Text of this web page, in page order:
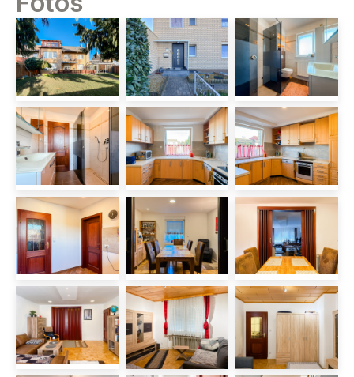
zwischen 2015 und 2025 laufend,
aufwendig saniert und präsentiert sich
heute in einem modernen, sehr
gepflegten Zustand. Dadurch eignet es
sich ideal für Familien,
Mehrgenerationenwohnen oder flexible
Wohnkonzepte.
Im Erdgeschoss erwarten Sie eine
gemütliche Küche, ein großzügiges
Wohnzimmer, ein Esszimmer, zwei
Schlafzimmer sowie ein Tageslicht-
Duschbad. Vom Wohnzimmer gelangen
Sie direkt auf die sonnige, mit
Bambusholz gestaltete Terrasse.
Ebenfalls auf dieser Ebene befinden
sich der Heizungsraum,
Heizöllagerraum, die Doppelgarage, ein
weiteres Duschbad sowie die
Waschküche. Von der letzteren